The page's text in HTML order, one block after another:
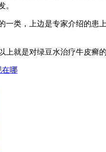
。
一类，上边是专家介绍的
上就是对绿豆水治疗牛皮癣
在哪